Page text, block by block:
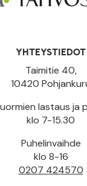
YHTEYSTIEDOT
Taimitie 40,
10420
lastaus ja
klo 7-15.30
Puhelinvaihde
klo 8-16
0207 424570